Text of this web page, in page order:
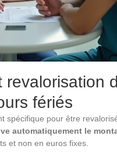
revalorisation
fériés
spécifique pour être
automatiquement le
et non en euros fixes.